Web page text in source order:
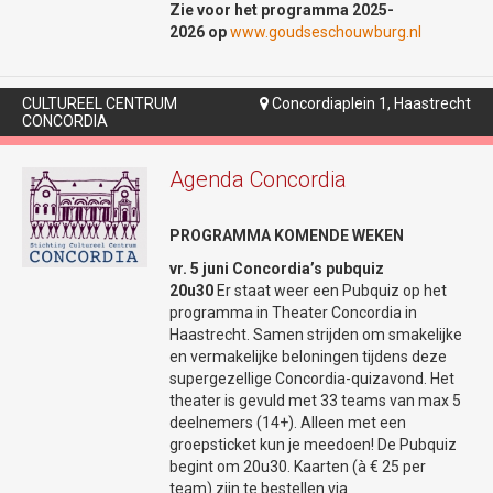
Facebookpagina
Max van den Burg |
Maxikozi (Try-out)
Max van den Burg brengt hilarisch
Laatste kaarten
+€1,50 servicekosten
Max is terug – en dit keer wordt het nóg
gezelliger! In zijn gloednieuwe theatershow
brengt Max een (imitatie)bont gezelschap
tot leven, vol hilarische types en
meesterlijke imitaties. Verwacht een
bruisende mix van comedy, muziek en
dans in een wereld waarin niets is wat het
22u30.
Jazz, blues, rock...van alles komt er voorbij.
https://www.instagram.com/
Zie voor het programma 2025-
2026 op www.goudseschouwburg.nl
CULTUREEL CENTRUM
CONCORDIA
 Concordiaplein 1, Haastrecht
Agenda Concordia
PROGRAMMA KOMENDE WEKEN
vr. 5 juni Concordia’s pubquiz
20u30 Er staat weer een Pubquiz op het
programma in Theater Concordia in
Haastrecht. Samen strijden om smakelijke
en vermakelijke beloningen tijdens deze
supergezellige Concordia-quizavond. Het
theater is gevuld met 33 teams van max 5
deelnemers (14+). Alleen met een
groepsticket kun je meedoen! De Pubquiz
begint om 20u30. Kaarten (à € 25 per
team) zijn te bestellen via